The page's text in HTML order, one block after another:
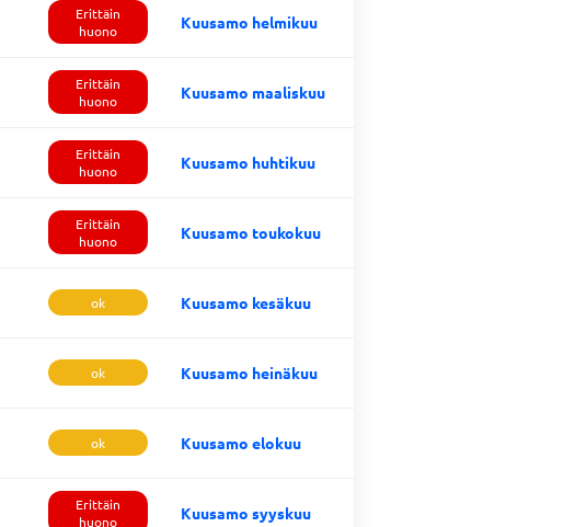
Erittäin
huono
Kuusamo helmikuu
Erittäin
huono
Kuusamo maaliskuu
Erittäin
huono
Kuusamo huhtikuu
Erittäin
huono
Kuusamo toukokuu
ok Kuusamo kesäkuu
ok Kuusamo heinäkuu
ok Kuusamo elokuu
Erittäin
huono
Kuusamo syyskuu